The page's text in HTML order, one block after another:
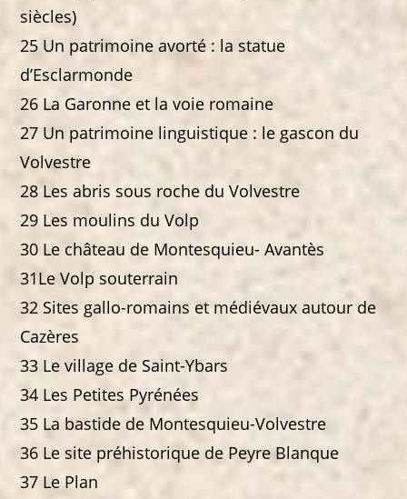
siècles)
25 Un patrimoine avorté : la statue
d’Esclarmonde
26 La Garonne et la voie romaine
27 Un patrimoine linguistique : le gascon du
Volvestre
28 Les abris sous roche du Volvestre
29 Les moulins du Volp
30 Le château de Montesquieu- Avantès
31Le Volp souterrain
32 Sites gallo-romains et médiévaux autour de
Cazères
33 Le village de Saint-Ybars
34 Les Petites Pyrénées
35 La bastide de Montesquieu-Volvestre
36 Le site préhistorique de Peyre Blanque
37 Le Plan